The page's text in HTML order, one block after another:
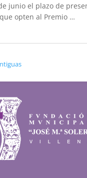
junio el plazo de
opten al Premio …